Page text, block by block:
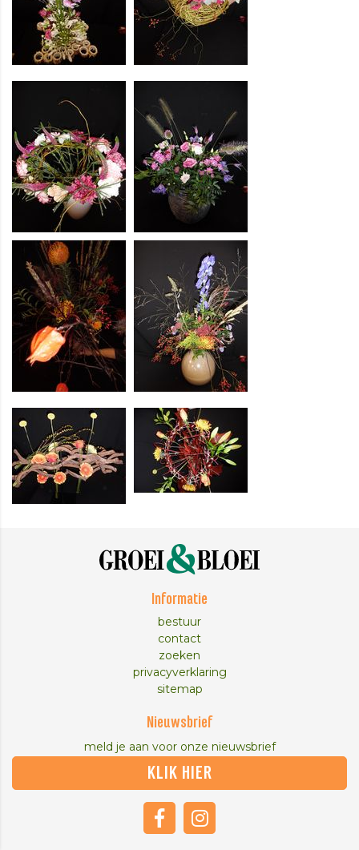
Informatie
bestuur
contact
zoeken
privacyverklaring
sitemap
Nieuwsbrief
meld je aan voor onze nieuwsbrief
KLIK HIER